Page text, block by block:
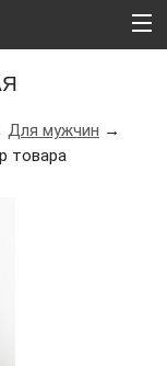
Для мужчин →
товара